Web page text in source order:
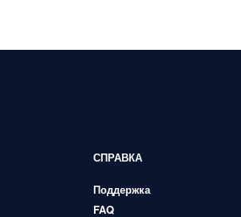
СПРАВКА
Поддержка
FAQ